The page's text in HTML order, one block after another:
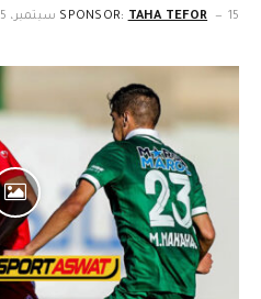
SPONSOR: TAHA TEFOR 15 سبتمبر، 2025